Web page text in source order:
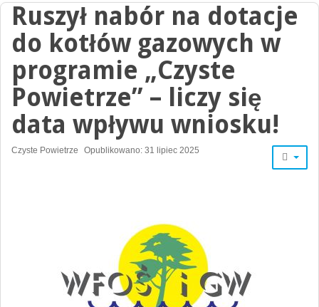
Ruszył nabór na dotacje
do kotłów gazowych w
programie „Czyste
Powietrze” – liczy się
data wpływu wniosku!
Czyste Powietrze Opublikowano: 31 lipiec 2025